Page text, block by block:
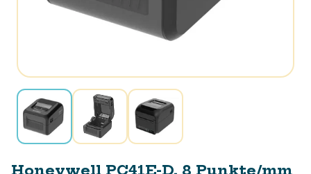
Honeywell PC41E-D, 8 Punkte/mm